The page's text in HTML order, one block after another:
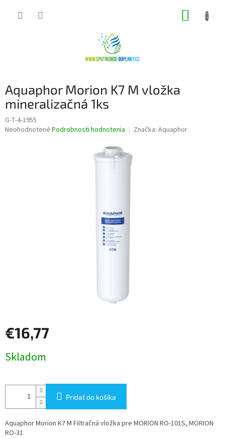
Aquaphor Morion K7 M vložka
mineralizačná 1ks
G-T-4-1955
Priemerné
Neohodnotené Podrobnosti hodnotenia Značka: Aquaphor
€16,77
cena:
Skladom
Pridať do košíka
Aquaphor Morion K7 M Filtračná vložka pre MORION RO-101S, MORION
RO-31